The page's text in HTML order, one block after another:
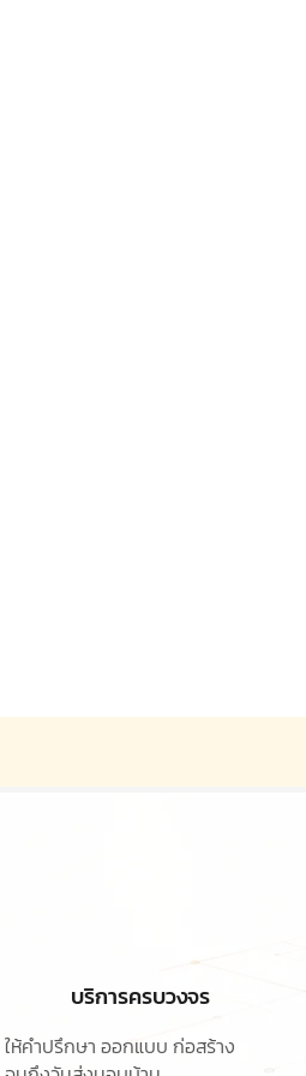
บริการครบวงจร
ให้คำปรึกษา ออกแบบ ก่อสร้าง